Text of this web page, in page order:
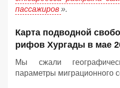
пассажиров ».
Карта подводной
рифов Хургады в мае
Мы сжали
параметры миграционного